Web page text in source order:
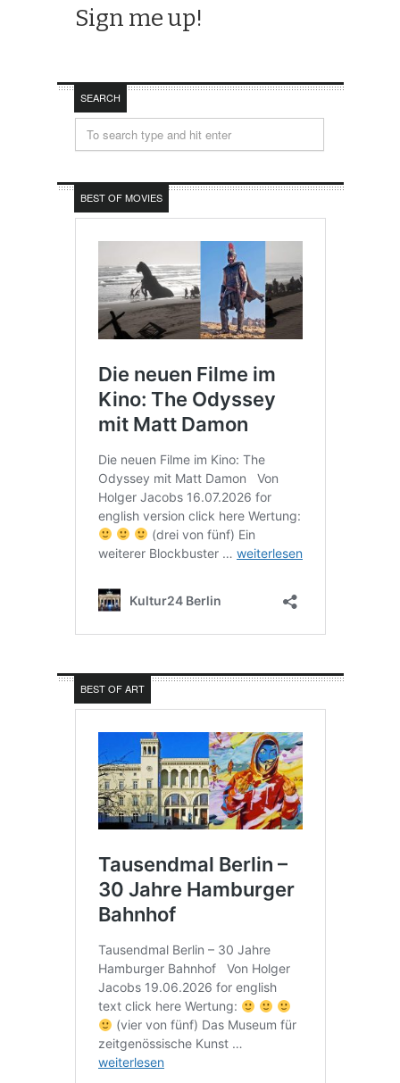
SEARCH
BEST OF MOVIES
BEST OF ART